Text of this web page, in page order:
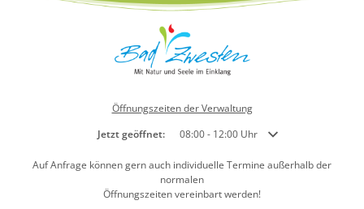
Öffnungszeiten der Verwaltung
Klicken, um weitere Öffnungs- oder Schließzeiten
Jetzt geöffnet: 08:00- 12:00 Uhr Von 08:00 bis 12:00 Uhr
Auf Anfrage können gern auch individuelle Termine außerhalb der
normalen
Öffnungszeiten vereinbart werden!